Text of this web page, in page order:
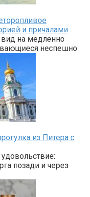
и причалами
на медленно
неспешно
из Питера с
позади и через